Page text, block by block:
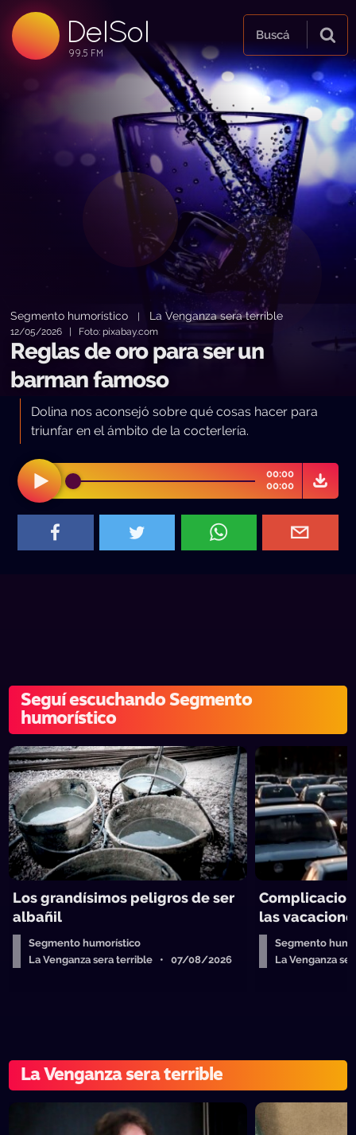
DelSol
99.5 FM
99.5 FM
99.5 FM
Buscá
Segmento humorístico La Venganza sera terrible
12/05/2026 | Foto: pixabay.com
Reglas de oro para ser un
barman famoso
Dolina nos aconsejó sobre qué cosas hacer para
triunfar en el ámbito de la cocterlería.
00:00
00:00
Seguí escuchando Segmento
humorístico
Los grandísimos peligros de ser
albañil
Segmento humorístico
La Venganza sera terrible • 07/08/2026
las
Segmento
La Venganza
La Venganza sera terrible